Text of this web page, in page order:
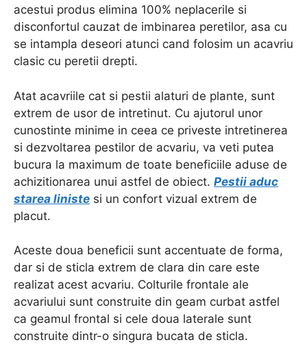
acestui produs elimina 100% neplacerile si
disconfortul cauzat de imbinarea peretilor, asa cu
se intampla deseori atunci cand folosim un acavriu
clasic cu peretii drepti.
Atat acavriile cat si pestii alaturi de plante, sunt
extrem de usor de intretinut. Cu ajutorul unor
cunostinte minime in ceea ce priveste intretinerea
si dezvoltarea pestilor de acvariu, va veti putea
bucura la maximum de toate beneficiile aduse de
achizitionarea unui astfel de obiect. Pestii aduc
starea liniste si un confort vizual extrem de
placut.
Aceste doua beneficii sunt accentuate de forma,
dar si de sticla extrem de clara din care este
realizat acest acvariu. Colturile frontale ale
acvariului sunt construite din geam curbat astfel
ca geamul frontal si cele doua laterale sunt
construite dintr-o singura bucata de sticla.